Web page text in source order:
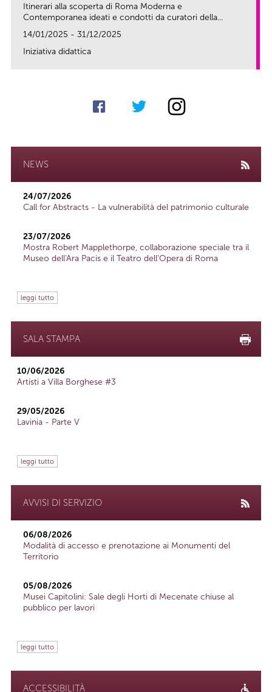
Itinerari alla scoperta di Roma Moderna e
Contemporanea ideati e condotti da curatori della...
14/01/2025 - 31/12/2025
Iniziativa didattica
NEWS
24/07/2026
Call for Abstracts - La vulnerabilità del patrimonio culturale
23/07/2026
Mostra Robert Mapplethorpe, collaborazione speciale tra il
Museo dell'Ara Pacis e il Teatro dell'Opera di Roma
leggi tutto
SALA STAMPA
10/06/2026
Artisti a Villa Borghese #3
29/05/2026
Lavinia - Parte V
leggi tutto
AVVISI DI SERVIZIO
06/08/2026
Modalità di accesso e prenotazione ai Monumenti del
Territorio
05/08/2026
Musei Capitolini: Sale degli Horti di Mecenate chiuse al
pubblico per lavori
leggi tutto
ACCESSIBILITÀ